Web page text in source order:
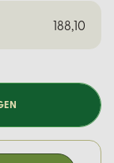
188,10